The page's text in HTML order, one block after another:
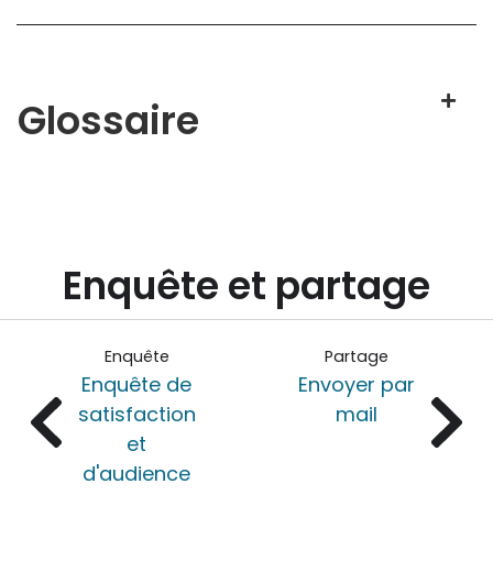
Glossaire
Enquête et partage
Enquête
Enquête de
satisfaction
et
d'audience
Partage
Envoyer par
mail